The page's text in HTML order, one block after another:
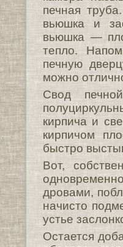
печная
вьюшка и
вьюшка —
тепло.
печную
можно
Свод
кирпича и
кирпичом
быстро
Вот,
дровами,
начисто
устье
Остается